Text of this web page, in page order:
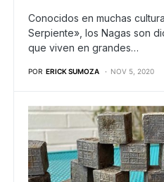
Conocidos en muchas
Serpiente», los Nagas son
que viven en grandes…
POR ERICK SUMOZA NOV 5, 2020